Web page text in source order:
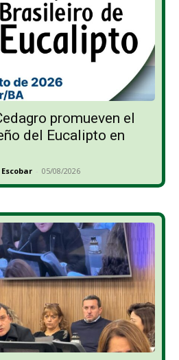
promueven el
del Eucalipto en
- 05/08/2026